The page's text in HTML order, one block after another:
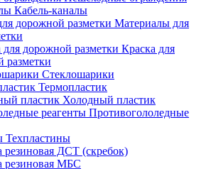
Кабель-каналы
Материалы для
Краска для
разметки
Стеклошарики
Термопластик
Холодный пластик
Противогололедные
Техпластины
резиновая ДСТ (скребок)
резиновая МБС